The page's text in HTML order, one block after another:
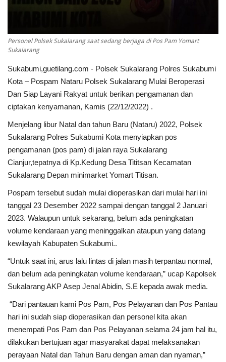
Ekonomi
Pendidikan
Olahraga
Kesehatan
Layanan Publik
Perempuan/Anak
Personel Polsek Sukalarang saat sedang berjaga di Pos Pam Yomart
Sukalarang
Sukabumi,guetilang.com - Polsek Sukalarang Polres Sukabumi
Kota – Pospam Nataru Polsek Sukalarang Mulai Beroperasi
Dan Siap Layani Rakyat untuk berikan pengamanan dan
ciptakan kenyamanan, Kamis (22/12/2022) .
Menjelang libur Natal dan tahun Baru (Nataru) 2022, Polsek
Sukalarang Polres Sukabumi Kota menyiapkan pos
pengamanan (pos pam) di jalan raya Sukalarang
Cianjur,tepatnya di Kp.Kedung Desa Tititsan Kecamatan
Sukalarang Depan minimarket Yomart Titisan.
Pospam tersebut sudah mulai dioperasikan dari mulai hari ini
tanggal 23 Desember 2022 sampai dengan tanggal 2 Januari
2023. Walaupun untuk sekarang, belum ada peningkatan
volume kendaraan yang meninggalkan ataupun yang datang
kewilayah Kabupaten Sukabumi..
“Untuk saat ini, arus lalu lintas di jalan masih terpantau normal,
dan belum ada peningkatan volume kendaraan,” ucap Kapolsek
Sukalarang AKP Asep Jenal Abidin, S.E kepada awak media.
“Dari pantauan kami Pos Pam, Pos Pelayanan dan Pos Pantau
hari ini sudah siap dioperasikan dan personel kita akan
menempati Pos Pam dan Pos Pelayanan selama 24 jam hal itu,
dilakukan bertujuan agar masyarakat dapat melaksanakan
perayaan Natal dan Tahun Baru dengan aman dan nyaman,”